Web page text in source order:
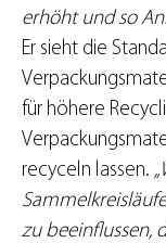
erhöht und so
Er sieht die
für höhere
recyceln lassen.
zu beeinflussen,